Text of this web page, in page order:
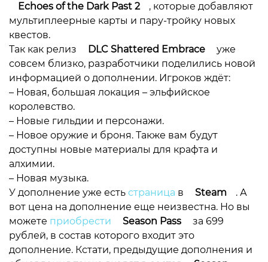
Echoes of the Dark Past 2
, которые добавляют
мультиплеерные карты и пару-тройку новых
квестов.
Так как релиз
DLC Shattered Embrace
уже
совсем близко, разработчики поделились новой
информацией о дополнении. Игроков ждёт:
– Новая, большая локация – эльфийское
королевство.
– Новые гильдии и персонажи.
– Новое оружие и броня. Также вам будут
доступны новые материалы для крафта и
алхимии.
– Новая музыка.
У дополнение уже есть страница в Steam
. А
вот цена на дополнение еще неизвестна. Но вы
можете приобрести Season Pass
за 699
рублей, в состав которого входит это
дополнение. Кстати, предыдущие дополнения и